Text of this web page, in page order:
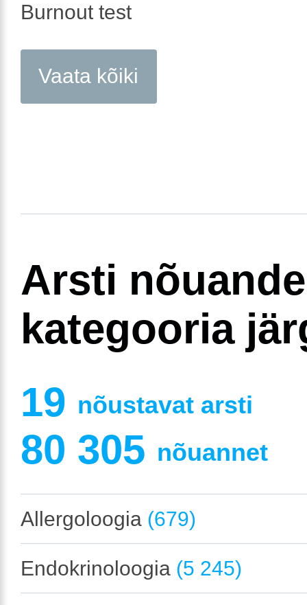
Burnout test
Vaata kõiki
Arsti
kategooria
19 nõustavat arsti
80 305 nõuannet
Allergoloogia (679)
Endokrinoloogia (5 245)